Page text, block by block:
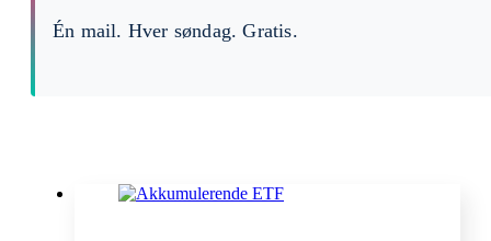
Én mail. Hver søndag. Gratis.